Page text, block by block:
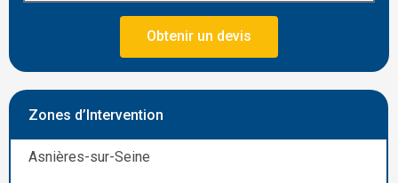
Obtenir un devis
Zones d’Intervention
Asnières-sur-Seine